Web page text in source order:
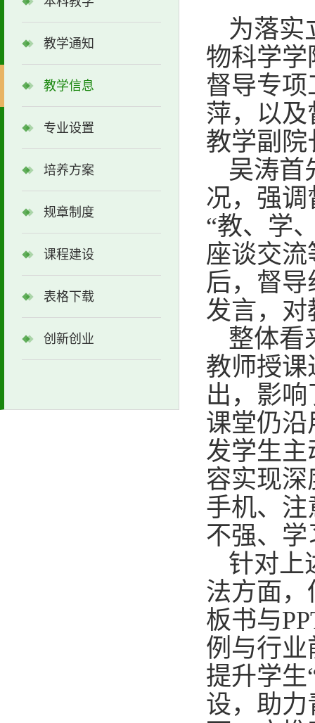
教学通知
教学信息
专业设置
培养方案
规章制度
课程建设
表格下载
创新创业
为落实
物科学学
督导专
萍，以
教学副
吴涛首
况，强调
“教、学
座谈交
后，督
发言，
整体看
教师授
出，影
课堂仍沿
发学生
容实现
手机、
不强、
针对上
法方面
板书与
例与行
提升学生
设，助